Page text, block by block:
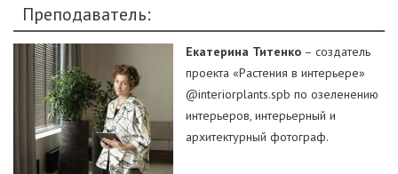
Преподаватель:
Екатерина Титенко – создатель
проекта «Растения в интерьере»
@interiorplants.spb по озеленению
интерьеров, интерьерный и
архитектурный фотограф.